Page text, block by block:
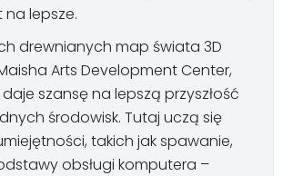
na lepsze.
drewnianych map świata 3D
Arts Development Center,
szansę na lepszą przyszłość
środowisk. Tutaj uczą się
takich jak spawanie,
obsługi komputera –